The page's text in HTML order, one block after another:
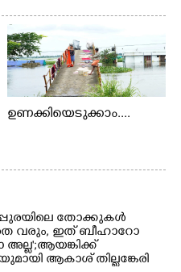
ഉണക്കിയെടുക്കാം....
തോക്കുകൾ
വരും, ഇത് ബീഹാറോ
അല്ല';ആയങ്കിക്ക്
ആകാശ് തില്ലങ്കേരി